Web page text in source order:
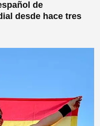
de
desde hace tres